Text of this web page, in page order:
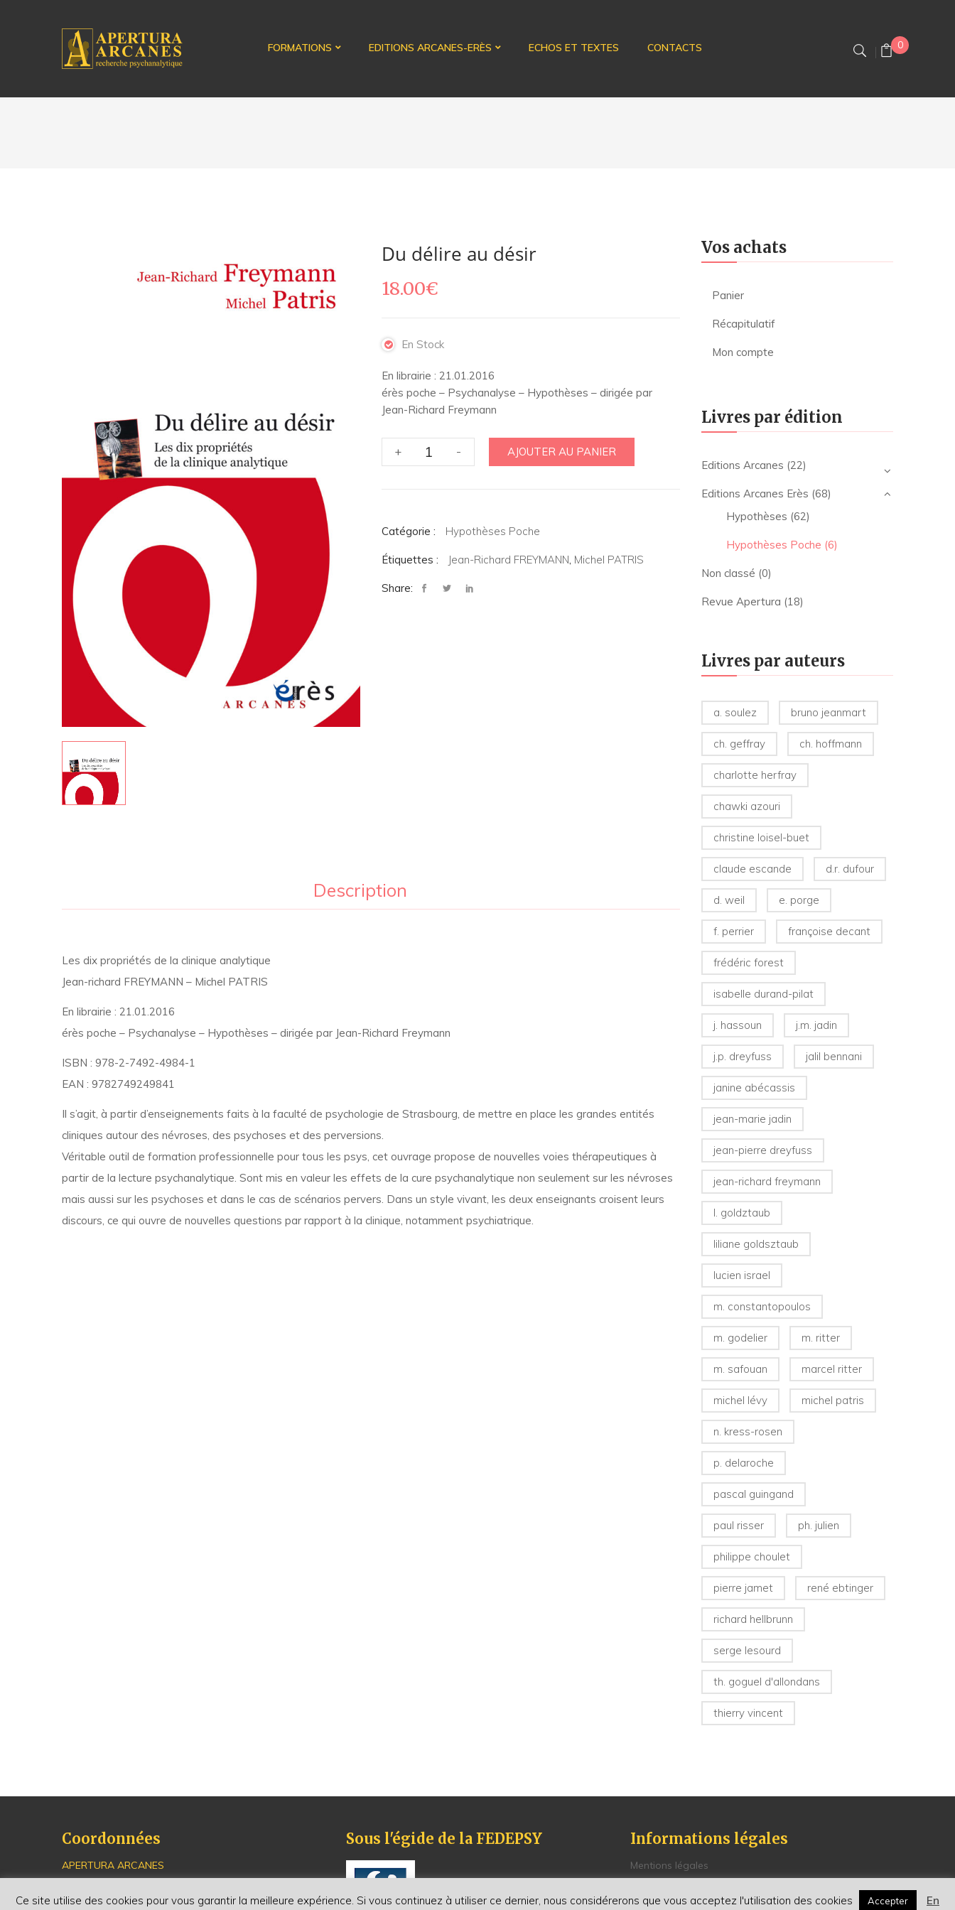
FORMATIONS EDITIONS ARCANES-ERÈS ECHOS ET TEXTES CONTACTS 0
Du délire au désir
18.00€
En Stock
En librairie : 21.01.2016
érès poche – Psychanalyse – Hypothèses – dirigée par
Jean-Richard Freymann
+
quantité
de
désir
- AJOUTER AU PANIER
Catégorie : Hypothèses Poche
Étiquettes : Jean-Richard FREYMANN Michel PATRIS
Share:
Description
Les dix propriétés de la clinique analytique
Jean-richard FREYMANN – Michel PATRIS
En librairie : 21.01.2016
érès poche – Psychanalyse – Hypothèses – dirigée par Jean-Richard Freymann
ISBN : 978-2-7492-4984-1
EAN : 9782749249841
Il s’agit, à partir d’enseignements faits à la faculté de psychologie de Strasbourg, de mettre en place les grandes entités
cliniques autour des névroses, des psychoses et des perversions.
Véritable outil de formation professionnelle pour tous les psys, cet ouvrage propose de nouvelles voies thérapeutiques à
partir de la lecture psychanalytique. Sont mis en valeur les effets de la cure psychanalytique non seulement sur les névroses
mais aussi sur les psychoses et dans le cas de scénarios pervers. Dans un style vivant, les deux enseignants croisent leurs
discours, ce qui ouvre de nouvelles questions par rapport à la clinique, notamment psychiatrique.
Vos achats
Panier
Récapitulatif
Mon compte
Livres par édition
Editions Arcanes (22)
Editions Arcanes Erès (68)
Hypothèses (62)
Hypothèses Poche (6)
Non classé (0)
Revue Apertura (18)
Livres par auteurs
a. soulez bruno jeanmart
ch. geffray ch. hoffmann
charlotte herfray
chawki azouri
christine loisel-buet
claude escande d.r. dufour
d. weil e. porge
f. perrier françoise decant
frédéric forest
isabelle durand-pilat
j. hassoun j.m. jadin
j.p. dreyfuss jalil bennani
janine abécassis
jean-marie jadin
jean-pierre dreyfuss
jean-richard freymann
l. goldztaub
liliane goldsztaub
lucien israel
m. constantopoulos
m. godelier m. ritter
m. safouan marcel ritter
michel lévy michel patris
n. kress-rosen
p. delaroche
pascal guingand
paul risser ph. julien
philippe choulet
pierre jamet rené ebtinger
richard hellbrunn
serge lesourd
th. goguel d'allondans
thierry vincent
Coordonnées
APERTURA ARCANES
16, avenue de la Paix - Simone Veil
67000 Strasbourg
Sous l'égide de la FEDEPSY Informations légales
Mentions légales
Politique de Confidentialité
Conditions générales de vente
Ce site utilise des cookies pour vous garantir la meilleure expérience. Si vous continuez à utiliser ce dernier, nous considérerons que vous acceptez l'utilisation des cookies Accepter En